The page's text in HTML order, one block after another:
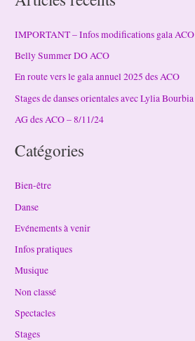
IMPORTANT – Infos modifications gala ACO
Belly Summer DO ACO
En route vers le gala annuel 2025 des ACO
Stages de danses orientales avec Lylia Bourbia
AG des ACO – 8/11/24
Catégories
Bien-être
Danse
Evénements à venir
Infos pratiques
Musique
Non classé
Spectacles
Stages